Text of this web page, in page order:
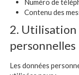
Numéro de
Contenu des
2. Utilisation
personnelles
Les données